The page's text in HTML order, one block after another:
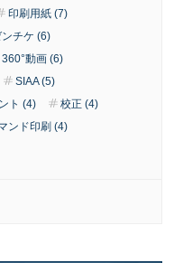
印刷用紙 (7)
ンチケ (6)
360°動画 (6)
SIAA (5)
ト (4)
校正 (4)
ンド印刷 (4)